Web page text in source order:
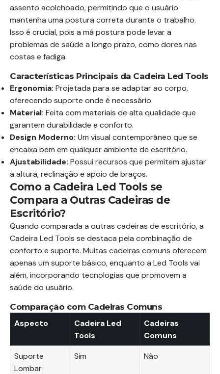
assento acolchoado, permitindo que o usuário
mantenha uma postura correta durante o trabalho.
Isso é crucial, pois a má postura pode levar a
problemas de saúde a longo prazo, como dores nas
costas e fadiga.
Características Principais da Cadeira Led Tools
Ergonomia: Projetada para se adaptar ao corpo,
oferecendo suporte onde é necessário.
Material: Feita com materiais de alta qualidade que
garantem durabilidade e conforto.
Design Moderno: Um visual contemporâneo que se
encaixa bem em qualquer ambiente de escritório.
Ajustabilidade: Possui recursos que permitem ajustar
a altura, reclinação e apoio de braços.
Como a Cadeira Led Tools se
Compara a Outras Cadeiras de
Escritório?
Quando comparada a outras cadeiras de escritório, a
Cadeira Led Tools se destaca pela combinação de
conforto e suporte. Muitas cadeiras comuns oferecem
apenas um suporte básico, enquanto a Led Tools vai
além, incorporando tecnologias que promovem a
saúde do usuário.
Comparação com Cadeiras Comuns
Aspecto
Cadeira Led
Tools
Cadeiras
Comuns
Suporte
Lombar
Sim Não